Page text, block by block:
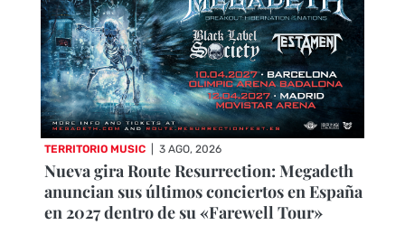
TERRITORIO MUSIC 3 AGO, 2026
Nueva gira Route Resurrection: Megadeth
anuncian sus últimos conciertos en España
en 2027 dentro de su «Farewell Tour»